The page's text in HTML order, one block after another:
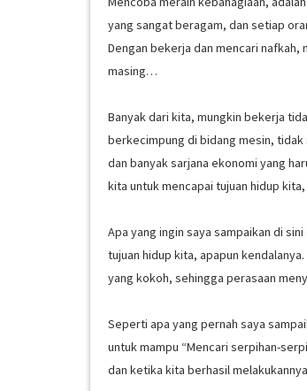
yang sangat beragam, dan setiap
Dengan bekerja dan mencari nafkah,
masing…
Banyak dari kita, mungkin bekerja
berkecimpung di bidang mesin,
dan banyak sarjana ekonomi yang
kita untuk mencapai tujuan hidup
Apa yang ingin saya sampaikan di
tujuan hidup kita, apapun
yang kokoh, sehingga perasaan
Seperti apa yang pernah saya
untuk mampu “Mencari serpihan-
dan ketika kita berhasil